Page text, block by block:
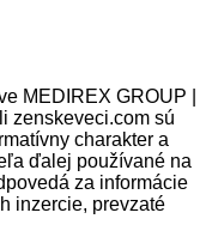
MEDIREX GROUP |
zenskeveci.com sú
charakter a
ďalej používané na
za informácie
inzercie, prevzaté